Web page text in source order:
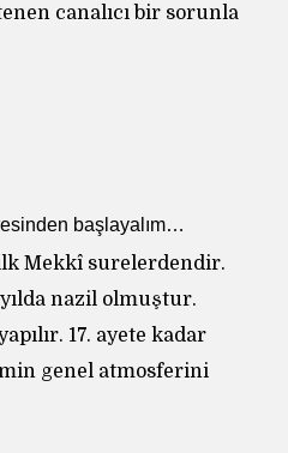
canalıcı bir sorunla
başlayalım…
ilk Mekkî surelerdendir.
nazil olmuştur.
17. ayete kadar
genel atmosferini